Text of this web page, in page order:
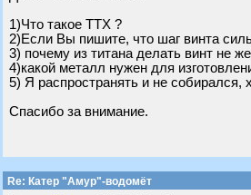
1)Что такое ТТХ ?
2)Если Вы пишите, что шаг винта
3) почему из титана делать винт не
4)какой металл нужен для
5) Я распространять и не собирался,
Спасибо за внимание.
Re: Катер "Амур"-водомёт